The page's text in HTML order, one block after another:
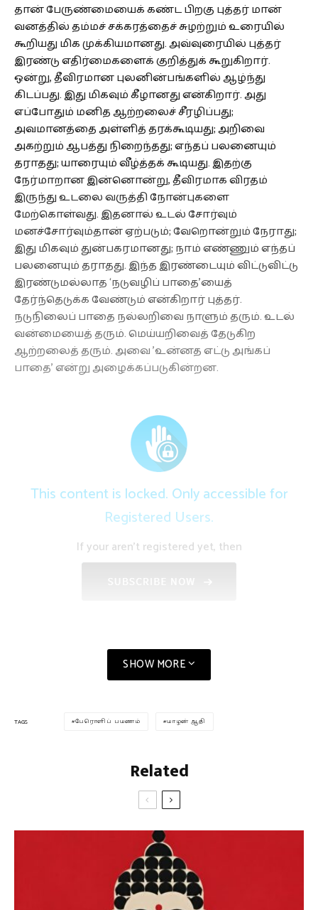
தான் பேருண்மையைக் கண்ட பிறகு புத்தர் மான்
வனத்தில் தம்மச் சக்கரத்தைச் சுழற்றும் உரையில்
கூறியது மிக முக்கியமானது. அவ்வுரையில் புத்தர்
இரண்டு எதிர்மைகளைக் குறித்துக் கூறுகிறார்.
ஒன்று, தீவிரமான புலனின்பங்களில் ஆழ்ந்து
கிடப்பது. இது மிகவும் கீழானது என்கிறார். அது
எப்போதும் மனித ஆற்றலைச் சீரழிப்பது;
அவமானத்தை அள்ளித் தரக்கூடியது; அறிவை
அகற்றும் ஆபத்து நிறைந்தது; எந்தப் பலனையும்
தராதது; யாரையும் வீழ்த்தக் கூடியது. இதற்கு
நேர்மாறான இன்னொன்று, தீவிரமாக விரதம்
இருந்து உடலை வருத்தி நோன்புகளை
மேற்கொள்வது. இதனால் உடல் சோர்வும்
மனச்சோர்வும்தான் ஏற்படும்; வேறொன்றும் நேராது;
இது மிகவும் துன்பகரமானது; நாம் எண்ணும் எந்தப்
பலனையும் தராதது. இந்த இரண்டையும் விட்டுவிட்டு
இரண்டுமல்லாத ‘நடுவழிப் பாதை’யைத்
தேர்ந்தெடுக்க வேண்டும் என்கிறார் புத்தர்.
நடுநிலைப் பாதை நல்லறிவை நாளும் தரும். உடல்
வன்மையைத் தரும். மெய்யறிவைத் தேடுகிற
ஆற்றலைத் தரும். அவை ’உன்னத எட்டு அங்கப்
பாதை’ என்று அழைக்கப்படுகின்றன.
This content is locked. Only accessible for
Registered Users.
If your aren't registered yet, then
SHOW MORE
TAGS பேரொளிப் பயணம் யாழன் ஆதி
Related